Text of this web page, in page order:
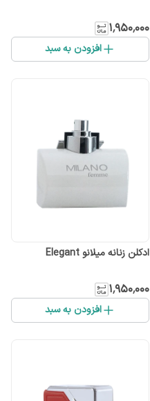
۱٬۹۵۰٬۰۰۰
افزودن به سبد
ادکلن زنانه میلانو Elegant
۱٬۹۵۰٬۰۰۰
افزودن به سبد